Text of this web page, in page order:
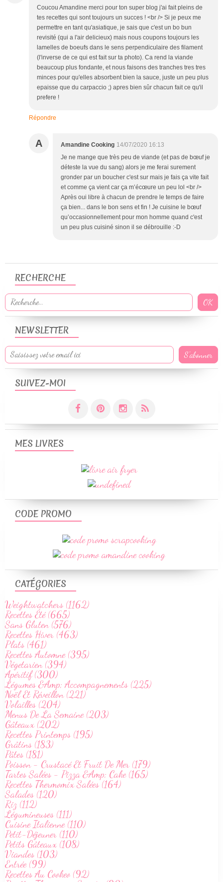
Coucou Amandine merci pour ton super blog j'ai fait pleins de
tes recettes qui sont toujours un succes ! <br /> Si je peux me
permettre en tant qu'asiatique, je sais que c'est un bo bun
revisité (qui a l'air delicieux) mais nous coupons toujours les
lamelles de boeufs dans le sens perpendiculaire des filament
(l'inverse de ce qui est fait sur ta photo). Ca rend la viande
beaucoup plus fondante, et nous faisons des tranches tres tres
minces pour qu'elles absorbent bien la sauce, juste un peu plus
epaisse que du carpaccio ;) apres bien sûr chacun fait ce qu'il
prefere !
Répondre
A Amandine Cooking 14/07/2020 16:13
Je ne mange que très peu de viande (et pas de bœuf je
déteste la vue du sang) alors je me ferai surement
gronder par un boucher c'est sur mais je fais ça vite fait
et comme ça vient car ça m’écœure un peu lol <br />
Après oui libre à chacun de prendre le temps de faire
ça bien... dans le bon sens et fin ! Je cuisine le bœuf
qu’occasionnellement pour mon homme quand c'est
un peu plus cuisiné sinon il se débrouille :-D
NEWSLETTER
SUIVEZ-MOI
RECHERCHE
CATÉGORIES
Weightwatchers (1162)
Recettes Été (665)
Sans Gluten (576)
Recettes Hiver (463)
Plats (461)
Recettes Automne (395)
Végetarien (394)
Apéritif (300)
Légumes &Amp; Accompagnements (225)
Noël Et Réveillon (221)
Volailles (204)
Menus De La Semaine (203)
Gâteaux (202)
Recettes Printemps (195)
Grâtins (183)
Pâtes (181)
Poisson - Crustacé Et Fruit De Mer (179)
Tartes Salées - Pizza &Amp; Cake (165)
Recettes Thermomix Salées (164)
Salades (120)
Riz (112)
Légumineuses (111)
Cuisine Italienne (110)
Petit-Déjeuner (110)
Petits Gâteaux (108)
Viandes (103)
Entrée (99)
Recettes Au Cookeo (92)
MES LIVRES
CODE PROMO